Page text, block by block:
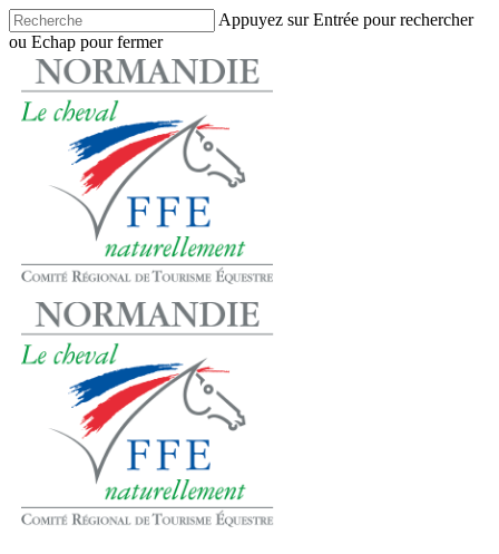
Skip
to
main
content
Appuyez sur Entrée pour rechercher
ou Echap pour fermer
Close
Search